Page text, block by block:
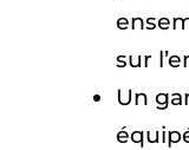
sur
Un